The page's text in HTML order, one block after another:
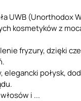
UWB (Unorthodox
kosmetyków z
fryzury, dzięki
elegancki połysk,
i ...